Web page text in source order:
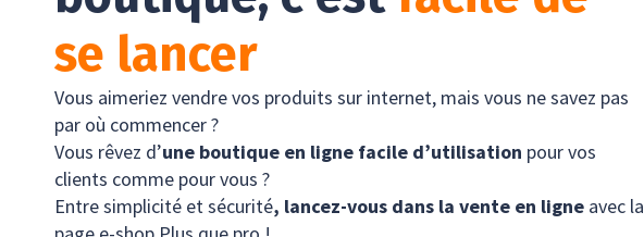
se lancer
Vous aimeriez vendre vos produits sur internet, mais vous ne savez pas
par où commencer ?
Vous rêvez d’une boutique en ligne facile d’utilisation pour vos
clients comme pour vous ?
Entre simplicité et sécurité, lancez-vous dans la vente en ligne avec la